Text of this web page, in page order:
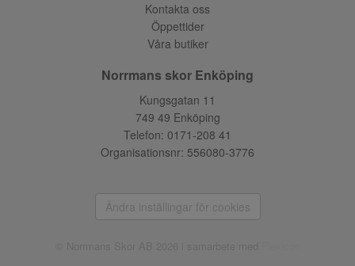
Kontakta oss
Öppettider
Våra butiker
Norrmans skor Enköping
Kungsgatan 11
749 49 Enköping
Telefon: 0171-208 41
Organisationsnr: 556080-3776
Ändra inställingar för cookies